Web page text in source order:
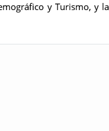
y Turismo, y